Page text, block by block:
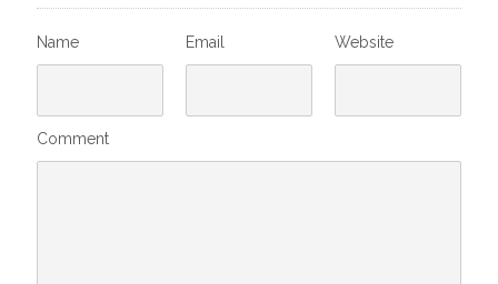
Name Email Website
Comment